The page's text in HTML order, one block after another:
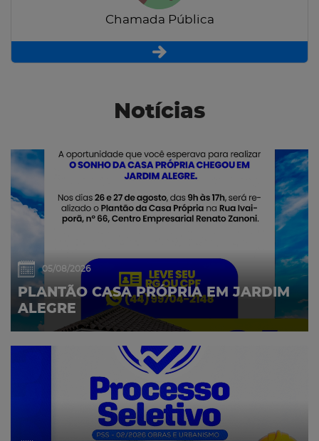
Chamada Pública
Notícias
05/08/2026
PLANTÃO CASA PRÓPRIA EM JARDIM
ALEGRE